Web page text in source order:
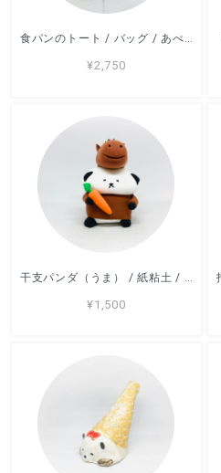
食パンのトート / バッグ / あべみちこ
¥2,750
干支パンダ（うま） / 紙粘土 / カトコト
¥1,500